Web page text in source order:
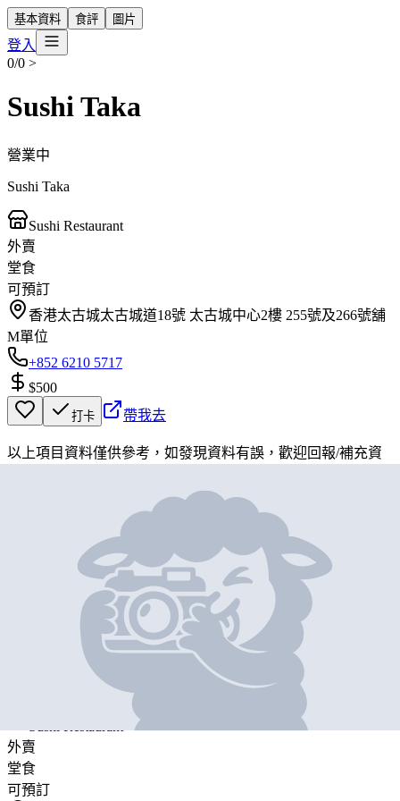
基本資料 食評 圖片
登入
0/0 >
Sushi Taka
營業中
Sushi Taka
Sushi Restaurant
外賣
堂食
可預訂
香港太古城太古城道18號 太古城中心2樓 255號及266號舖
M單位
+852 6210 5717
$500
打卡 帶我去
以上項目資料僅供參考，如發現資料有誤，歡迎回報/補充資
Sushi Taka
外賣
堂食
可預訂